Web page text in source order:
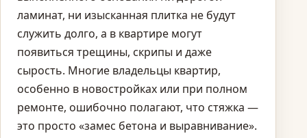
ламинат, ни изысканная плитка не будут
служить долго, а в квартире могут
появиться трещины, скрипы и даже
сырость. Многие владельцы квартир,
особенно в новостройках или при полном
ремонте, ошибочно полагают, что стяжка —
это просто «замес бетона и выравнивание».